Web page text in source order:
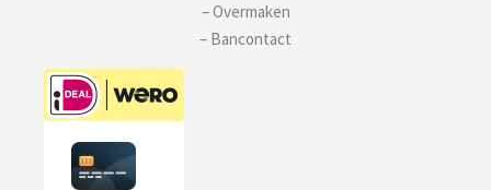
– Overmaken
– Bancontact